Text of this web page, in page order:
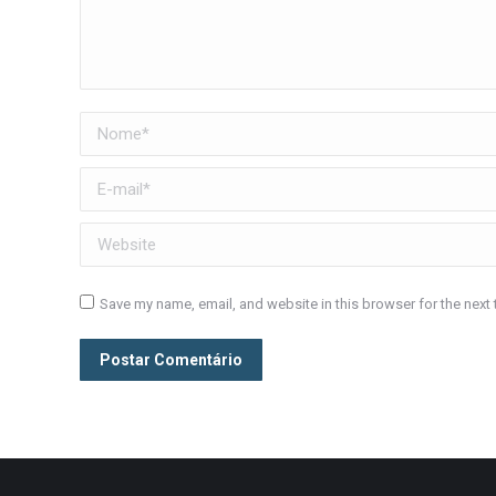
Nome *
E-mail *
Website
Save my name, email, and website in this browser for the next
Postar Comentário